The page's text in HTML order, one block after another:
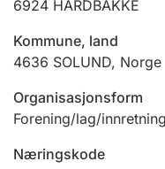
Betaling og
Ektepaktveileder
6924 HARDBAKKE
Kommune, land
4636 SOLUND, Norge
Organisasjonsform
Forening/lag/innretning
Næringskode